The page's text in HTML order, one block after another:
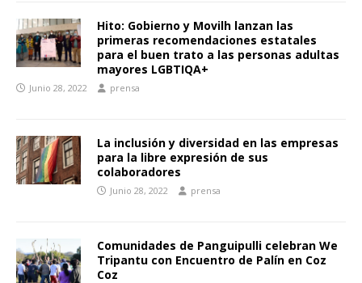
Hito: Gobierno y Movilh lanzan las
primeras recomendaciones estatales
para el buen trato a las personas adultas
mayores LGBTIQA+
Junio 28, 2022 prensa
La inclusión y diversidad en las empresas
para la libre expresión de sus
colaboradores
Junio 28, 2022 prensa
Comunidades de Panguipulli celebran We
Tripantu con Encuentro de Palín en Coz
Coz